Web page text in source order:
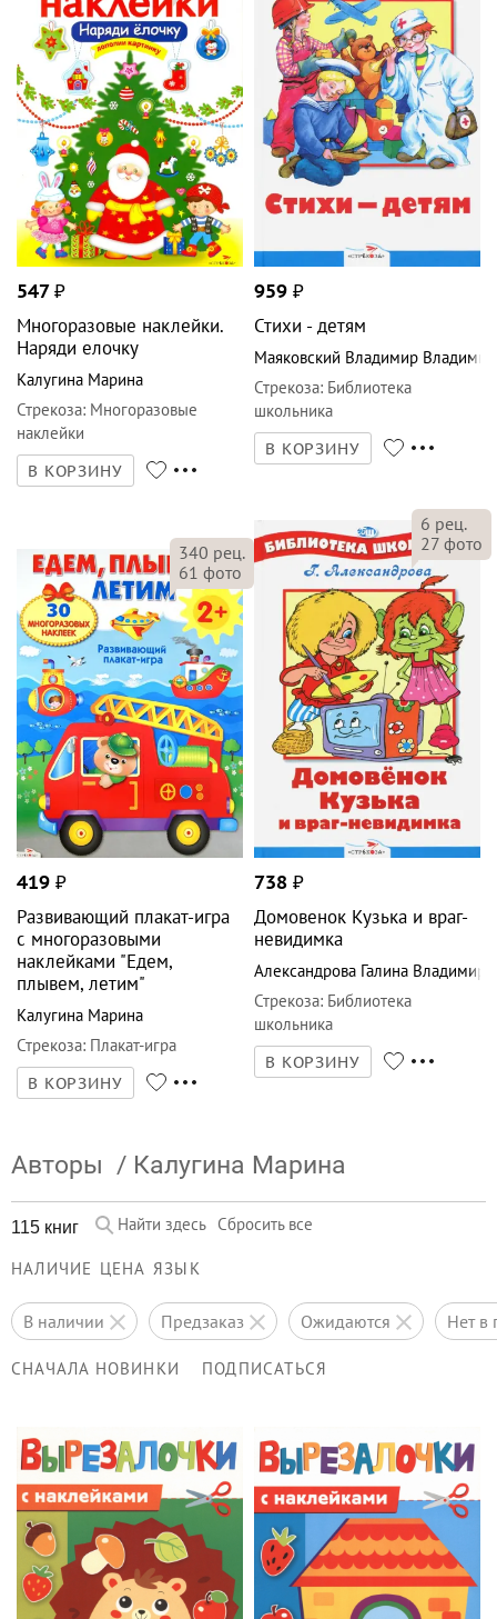
547₽
Многоразовые наклейки.
Наряди елочку
Калугина Марина
Стрекоза: Многоразовые
наклейки
В КОРЗИНУ
959 ₽
Стихи - детям
Маяковский Владимир
Стрекоза: Библиотека
школьника
В КОРЗИНУ
340 рец.
61 фото
419 ₽
Развивающий плакат-игра
с многоразовыми
наклейками "Едем,
плывем, летим"
Калугина Марина
Стрекоза: Плакат-игра
В КОРЗИНУ
6 рец.
27 фото
738 ₽
Домовенок Кузька и враг-
невидимка
Александрова Галина
Стрекоза: Библиотека
школьника
В КОРЗИНУ
Авторы / Калугина Марина
115 книг Найти здесь Сбросить все
НАЛИЧИЕ ЦЕНА ЯЗЫК
в наличии предзаказ ожидаются нет
СНАЧАЛА НОВИНКИ ПОДПИСАТЬСЯ